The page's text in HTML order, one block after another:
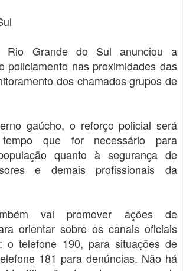
Rio Grande do Sul anunciou a
policiamento nas proximidades das
dos chamados grupos de
gaúcho, o reforço policial será
que for necessário para
quanto à segurança de
e demais profissionais da
vai promover ações de
orientar sobre os canais oficiais
o telefone 190, para situações de
181 para denúncias. Não há